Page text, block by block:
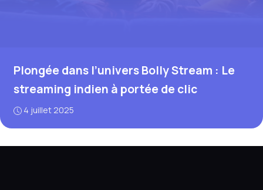
Plongée dans l’univers Bolly Stream : Le
streaming indien à portée de clic
4 juillet 2025